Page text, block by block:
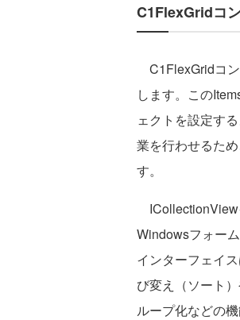
C1FlexGridコ
C1FlexGridコ
します。この
ェクトを設定す
業を行わせるた
す。
ICollectionView
Windowsフォー
インターフェイ
び変え（ソート
ループ化などの